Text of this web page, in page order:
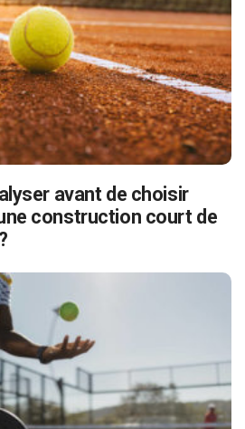
avant de choisir
construction court de